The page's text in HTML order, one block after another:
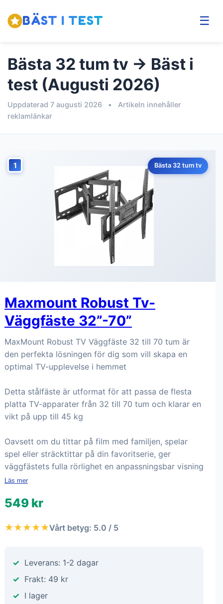
BÄST I TEST ☰
Bästa 32 tum tv → Bäst i
test (Augusti 2026)
Uppdaterad 7 augusti 2026 •
Artikeln innehåller
reklamlänkar
1 Bästa 32 tum tv
Maxmount Robust Tv-
Väggfäste 32”-70”
MaxMount Robust TV Väggfäste 32 till 70 tum är
den perfekta lösningen för dig som vill skapa en
optimal TV-upplevelse i hemmet
Detta stålfäste är utformat för att passa de flesta
platta TV-apparater från 32 till 70 tum och klarar en
vikt på upp till 45 kg
Oavsett om du tittar på film med familjen, spelar
spel eller sträcktittar på din favoritserie, ger
väggfästets fulla rörlighet en anpassningsbar visning
Läs mer
549 kr
★★★★★Vårt betyg: 5.0 / 5
Leverans: 1-2 dagar
Frakt: 49 kr
I lager